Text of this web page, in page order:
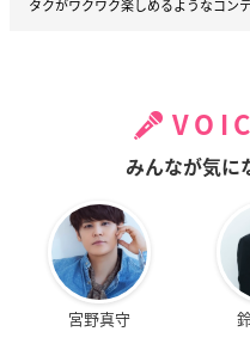
タクがワクワク楽しめるようなコン
みんなが気に
宮野真守